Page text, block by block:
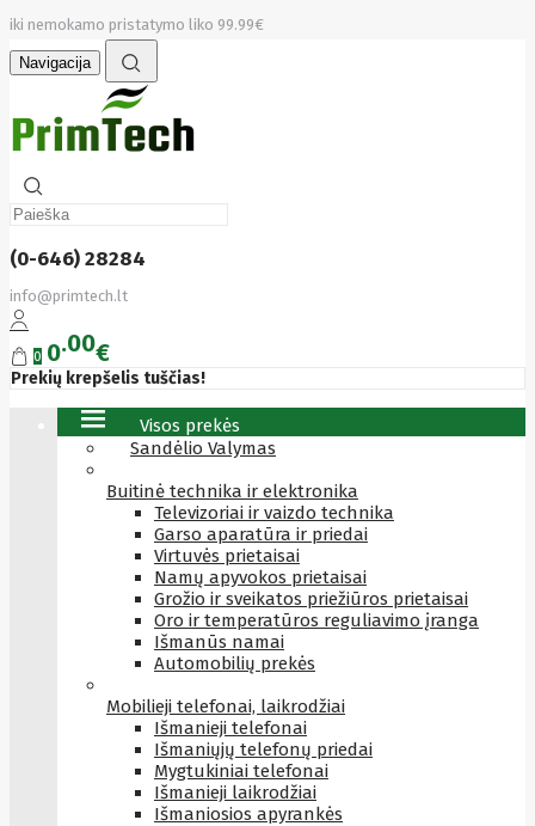
iki nemokamo pristatymo liko 99.99€
Navigacija
(0-646) 28284
info@primtech.lt
0 0 00€
Prekių krepšelis tuščias!
Visos prekės
Sandėlio Valymas
Buitinė technika ir elektronika
Televizoriai ir vaizdo technika
Garso aparatūra ir priedai
Virtuvės prietaisai
Namų apyvokos prietaisai
Grožio ir sveikatos priežiūros prietaisai
Oro ir temperatūros reguliavimo įranga
Išmanūs namai
Automobilių prekės
Mobilieji telefonai, laikrodžiai
Išmanieji telefonai
Išmaniųjų telefonų priedai
Mygtukiniai telefonai
Išmanieji laikrodžiai
Išmaniosios apyrankės